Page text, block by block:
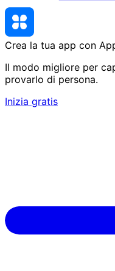
Crea la tua app con
Il modo migliore per
provarlo di persona.
Inizia gratis